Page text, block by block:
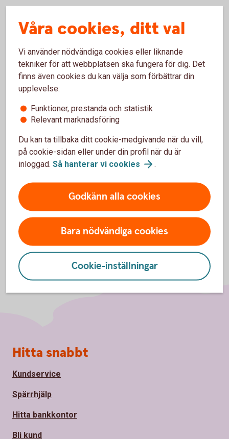
– Yngste sonens idrottande hänger jag gärna med på så
det tar en del tid. Annars gillar jag att snickra på lagom nivå,
träna på gym samt ta promenader eller joggingrundor för att
hålla igång. För ganska många år sedan spelade jag även
golf. Det skulle vara kul att återuppta den hobbyn på
motionsnivå igen.
Vilken plats i Bergslagen rekommenderar du alla att
besöka minst en gång?
är jättefin att besöka - du bjuds på en härlig utsikt över
landskapet!
Våra cookies, ditt val
Vi använder nödvändiga cookies eller liknande
tekniker för att webbplatsen ska fungera för dig. Det
finns även cookies du kan välja som förbättrar din
upplevelse:
Funktioner, prestanda och statistik
Relevant marknadsföring
Du kan ta tillbaka ditt cookie-medgivande när du vill,
på cookie-sidan eller under din profil när du är
inloggad. Så hanterar vi cookies .
Godkänn alla cookies
Bara nödvändiga cookies
Cookie-inställningar
Sidfot
Hitta snabbt
Kundservice
Spärrhjälp
Hitta bankkontor
Bli kund